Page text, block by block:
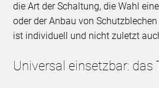
die Art der Schaltung, die Wahl
oder der Anbau von
ist individuell und nicht zuletzt
Universal einsetzbar: das